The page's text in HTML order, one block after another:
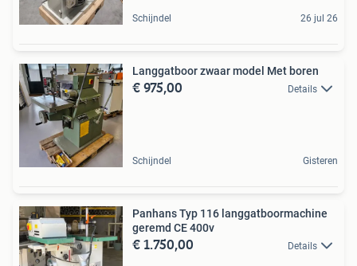
Schijndel 26 jul 26
Langgatboor zwaar model Met boren
€ 975,00 Details
Schijndel Gisteren
Panhans Typ 116 langgatboormachine
geremd CE 400v
€ 1.750,00 Details